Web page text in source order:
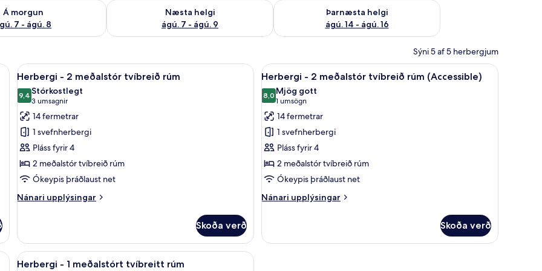
Á morgun
7 - ágú. 8
á morgun ágú. 7 - ágú. 8
Næsta helgi
ágú. 7 - ágú. 9
Athuga framboð næstu helgi ágú. 7 - ágú. 9
Þarnæsta helgi
ágú. 14 - ágú. 16
Athuga framboð þarnæstu helgi ágú. 14 - ágú. 16
Sýni 5 af 5 herbergjum
Öryggishólf í herbergi, skrifborð, straujárn/strauborð
Skoða
allar
myndir
fyrir
Herbergi
-
2
meðalstór
tvíbreið
rúm
Herbergi - 2 meðalstór tvíbreið rúm | Öryggishólf í herbergi, skrifborð, straujárn/strauborð
5
Herbergi - 2 meðalstór tvíbreið rúm
9,49,4 af 10
Stórkostlegt
3 umsagnir
(3
umsagnir)
14 fermetrar
1 svefnherbergi
Pláss fyrir 4
2 meðalstór tvíbreið rúm
Ókeypis þráðlaust net
Nánari upplýsingar
Nánari
-
meðalstór
Skoða verð
Skoða
allar
myndir
fyrir
Herbergi
-
2
meðalstór
tvíbreið
rúm
Herbergi - 2 meðalstór tvíbreið rúm
6
Herbergi - 2 meðalstór tvíbreið rúm (Accessible)
8,08,0 af 10
Mjög gott
1 umsögn
(1
umsögn)
14 fermetrar
1 svefnherbergi
Pláss fyrir 4
2 meðalstór tvíbreið rúm
Ókeypis þráðlaust net
Nánari upplýsingar
Nánari
-
Skoða verð
| Öryggishólf í herbergi, skrifborð, straujárn/strauborð
Skoða
Herbergi - 1 meðalstórt tvíbreitt rúm | Öryggishólf í herbergi, skrifborð, straujárn/strauborð
4
Herbergi - 1 meðalstórt tvíbreitt rúm